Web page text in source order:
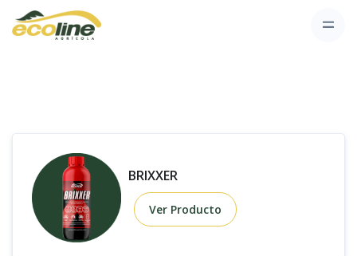
BRIXXER
Ver Producto